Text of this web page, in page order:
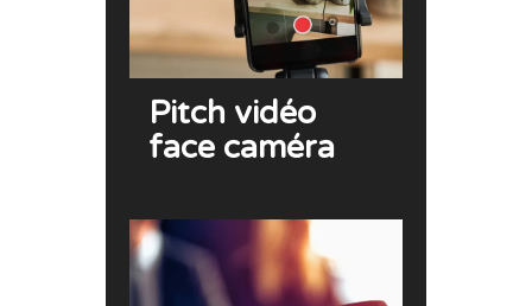
Pitch vidéo
face caméra